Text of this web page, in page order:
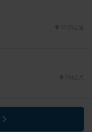
43.05公里
784公尺